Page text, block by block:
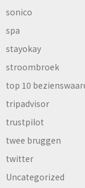
sonico
spa
stayokay
stroombroek
top 10
tripadvisor
trustpilot
twee bruggen
twitter
Uncategorized